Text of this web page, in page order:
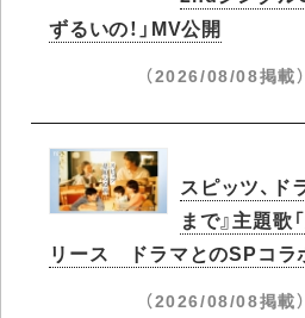
ずるいの！」MV公開
（2026/08/08掲載）
スピッツ、ド
まで』主題歌
リース ドラマとのSPコラ
（2026/08/08掲載）